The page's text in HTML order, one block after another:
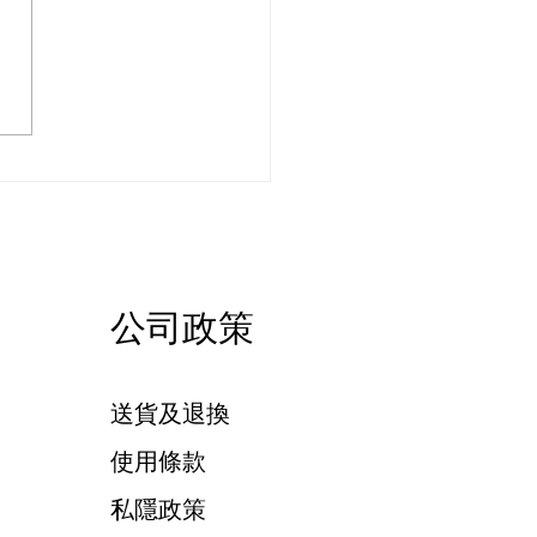
公司政策
送貨及退換
使用條款
私隱政策